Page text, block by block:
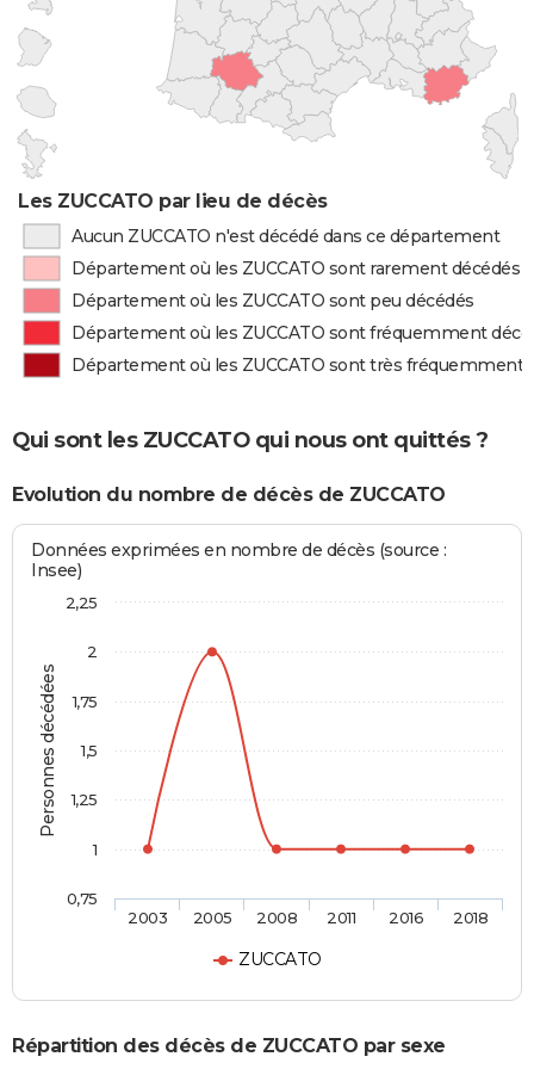
Les ZUCCATO par lieu de décès
Aucun ZUCCATO n'est décédé dans ce département
Département où les ZUCCATO sont rarement décédés
Département où les ZUCCATO sont peu décédés
Département où les ZUCCATO sont fréquemment
Département où les ZUCCATO sont très fréquemment
Qui sont les ZUCCATO qui nous ont quittés ?
Evolution du nombre de décès de ZUCCATO
Personnes décédées
Données exprimées en nombre de décès (source :
Insee)
ZUCCATO
2003 2005 2008 2011 2016 2018
0,75
1
1,25
1,5
1,75
2
2,25
Répartition des décès de ZUCCATO par sexe